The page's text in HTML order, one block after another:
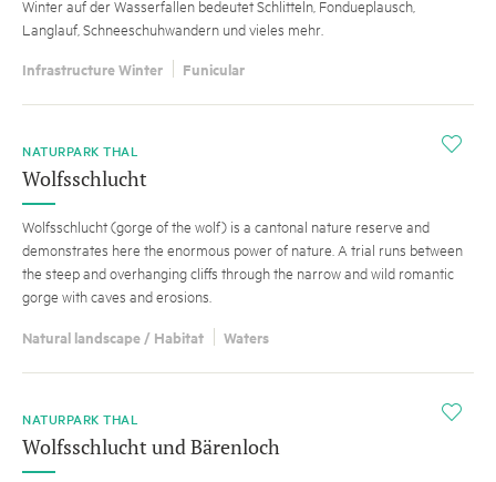
Winter auf der Wasserfallen bedeutet Schlitteln, Fondueplausch,
Langlauf, Schneeschuhwandern und vieles mehr.
Infrastructure Winter Funicular
i
NATURPARK THAL
Wolfsschlucht
Wolfsschlucht (gorge of the wolf) is a cantonal nature reserve and
demonstrates here the enormous power of nature. A trial runs between
the steep and overhanging cliffs through the narrow and wild romantic
gorge with caves and erosions.
Natural landscape / Habitat Waters
i
NATURPARK THAL
Wolfsschlucht und Bärenloch